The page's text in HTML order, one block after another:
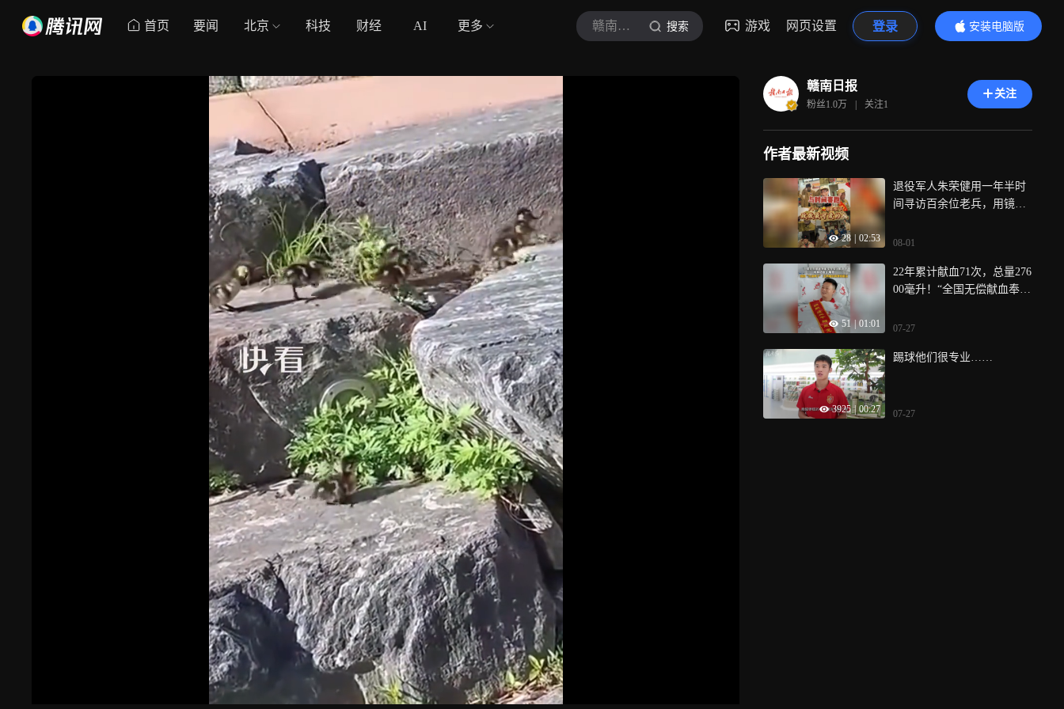
首页 要闻 北京 科技 财经 AI 更多 赣南日报 搜索 游戏 网页设置 登录
安装电脑版
内容更精彩
赣南日报
粉丝1.0万 | 关注1
关注
作者最新视频
28 02:53
退役军人朱荣健用一年半时
间寻访百余位老兵，用镜头
08-01
51 01:01
22年累计献血71次，总量276
00毫升！“全国无偿献血奉献
血干细胞
07-27
3925 | 00:27
踢球他们很专业……
07-27